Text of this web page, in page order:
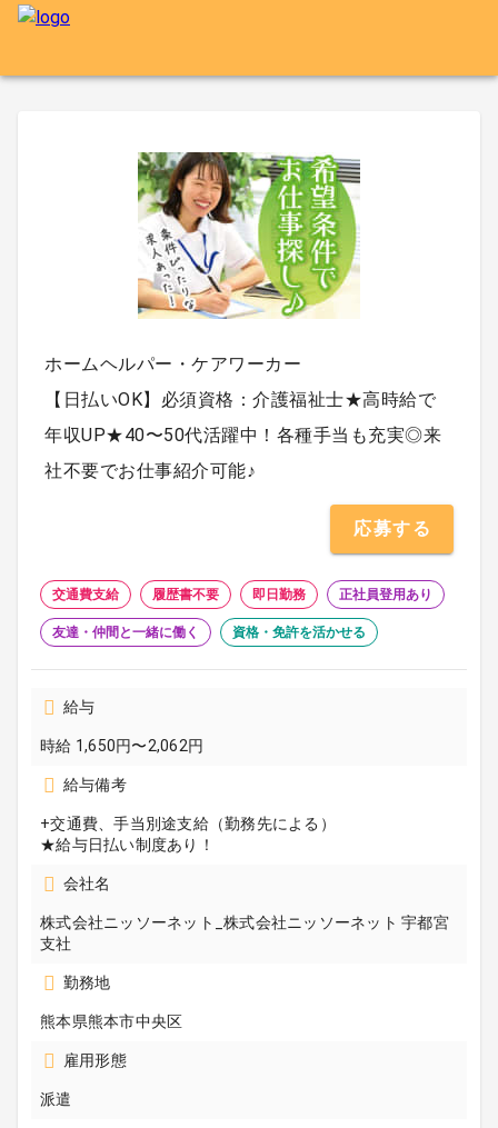
ホームヘルパー・ケアワーカー
【日払いOK】必須資格：介護福祉士★高時給で
年収UP★40〜50代活躍中！各種手当も充実◎来
社不要でお仕事紹介可能♪
応募する
交通費支給 履歴書不要 即日勤務 正社員登用あり
友達・仲間と一緒に働く 資格・免許を活かせる
給与
時給 1,650円〜2,062円
給与備考
+交通費、手当別途支給（勤務先による）
★給与日払い制度あり！
会社名
株式会社ニッソーネット_株式会社ニッソーネット 宇都宮
支社
勤務地
熊本県熊本市中央区
雇用形態
派遣